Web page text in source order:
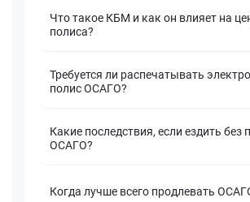
Что такое КБМ и как он влияет на
полиса?
Требуется ли распечатывать
полис ОСАГО?
Какие последствия, если ездить без
ОСАГО?
Когда лучше всего продлевать